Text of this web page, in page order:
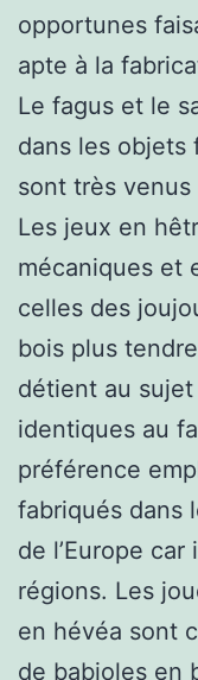
opportunes
apte à la
Le fagus et le
dans les objets
sont très
Les jeux en
mécaniques et
celles des
bois plus
détient au
identiques au
préférence
fabriqués dans
de l’Europe
régions. Les
en hévéa sont
de babioles en